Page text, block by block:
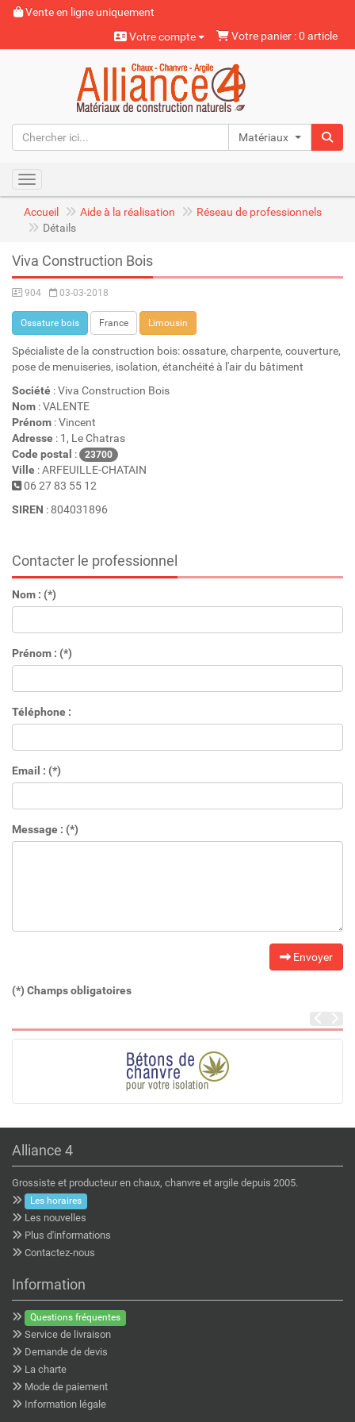
Vente en ligne uniquement
Votre compte
Votre panier : 0 article
Matériaux naturels
Toggle navigation
Accueil Aide à la réalisation
Réseau de professionnels
Détails
Viva Construction Bois
904 03-03-2018
Ossature bois France Limousin
Spécialiste de la construction bois: ossature, charpente, couverture,
pose de menuiseries, isolation, étanchéité à l'air du bâtiment
Société : Viva Construction Bois
Nom : VALENTE
Prénom : Vincent
Adresse : 1, Le Chatras
Code postal : 23700
Ville : ARFEUILLE-CHATAIN
06 27 83 55 12
SIREN : 804031896
Contacter le professionnel
Nom : (*)
Prénom : (*)
Téléphone :
Email : (*)
Message : (*)
Envoyer
(*) Champs obligatoires
Alliance 4
Grossiste et producteur en chaux, chanvre et argile depuis 2005.
Les horaires
Les nouvelles
Plus d'informations
Contactez-nous
Information
Questions fréquentes
Service de livraison
Demande de devis
La charte
Mode de paiement
Information légale